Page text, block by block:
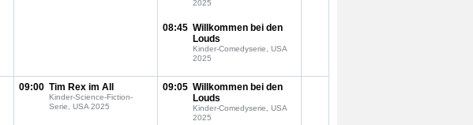
2025
08:45 Willkommen bei den
Louds
Kinder-Comedyserie, USA
2025
09:00 Tim Rex im All
Kinder-Science-Fiction-
Serie, USA 2025
09:05 Willkommen bei den
Louds
Kinder-Comedyserie, USA
2025